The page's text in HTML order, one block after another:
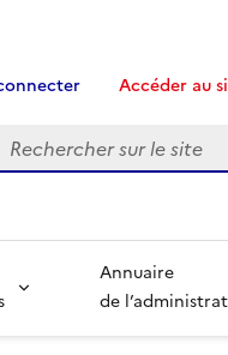
Accéder au
Recherche
Annuaire
de